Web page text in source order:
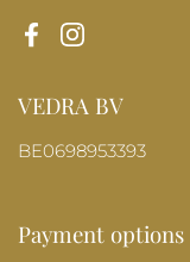
FacebookInstagram
VEDRA BV
BE0698953393
Payment options